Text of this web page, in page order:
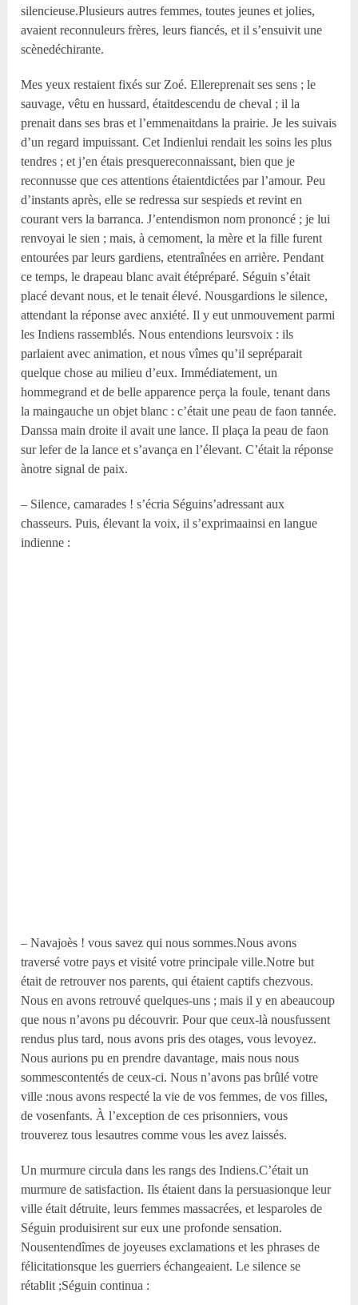
silencieuse.Plusieurs autres femmes, toutes jeunes et jolies,
avaient reconnuleurs frères, leurs fiancés, et il s’ensuivit une
scènedéchirante.
Mes yeux restaient fixés sur Zoé. Ellereprenait ses sens ; le
sauvage, vêtu en hussard, étaitdescendu de cheval ; il la
prenait dans ses bras et l’emmenaitdans la prairie. Je les suivais
d’un regard impuissant. Cet Indienlui rendait les soins les plus
tendres ; et j’en étais presquereconnaissant, bien que je
reconnusse que ces attentions étaientdictées par l’amour. Peu
d’instants après, elle se redressa sur sespieds et revint en
courant vers la barranca. J’entendismon nom prononcé ; je lui
renvoyai le sien ; mais, à cemoment, la mère et la fille furent
entourées par leurs gardiens, etentraînées en arrière. Pendant
ce temps, le drapeau blanc avait étépréparé. Séguin s’était
placé devant nous, et le tenait élevé. Nousgardions le silence,
attendant la réponse avec anxiété. Il y eut unmouvement parmi
les Indiens rassemblés. Nous entendions leursvoix : ils
parlaient avec animation, et nous vîmes qu’il sepréparait
quelque chose au milieu d’eux. Immédiatement, un
hommegrand et de belle apparence perça la foule, tenant dans
la maingauche un objet blanc : c’était une peau de faon tannée.
Danssa main droite il avait une lance. Il plaça la peau de faon
sur lefer de la lance et s’avança en l’élevant. C’était la réponse
ànotre signal de paix.
– Silence, camarades ! s’écria Séguins’adressant aux
chasseurs. Puis, élevant la voix, il s’exprimaainsi en langue
indienne :
– Navajoès ! vous savez qui nous sommes.Nous avons
traversé votre pays et visité votre principale ville.Notre but
était de retrouver nos parents, qui étaient captifs chezvous.
Nous en avons retrouvé quelques-uns ; mais il y en abeaucoup
que nous n’avons pu découvrir. Pour que ceux-là nousfussent
rendus plus tard, nous avons pris des otages, vous levoyez.
Nous aurions pu en prendre davantage, mais nous nous
sommescontentés de ceux-ci. Nous n’avons pas brûlé votre
ville :nous avons respecté la vie de vos femmes, de vos filles,
de vosenfants. À l’exception de ces prisonniers, vous
trouverez tous lesautres comme vous les avez laissés.
Un murmure circula dans les rangs des Indiens.C’était un
murmure de satisfaction. Ils étaient dans la persuasionque leur
ville était détruite, leurs femmes massacrées, et lesparoles de
Séguin produisirent sur eux une profonde sensation.
Nousentendîmes de joyeuses exclamations et les phrases de
félicitationsque les guerriers échangeaient. Le silence se
rétablit ;Séguin continua :